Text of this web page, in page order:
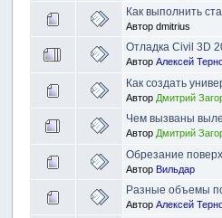
Как выполнить
Авторdmitrius
Отладка Civil 3D
АвторАлексей
Как создать
Автор Дмитрий
Чем вызваны
Автор Дмитрий
Обрезание
Автор Вильдар
Разные объемы
АвторАлексей